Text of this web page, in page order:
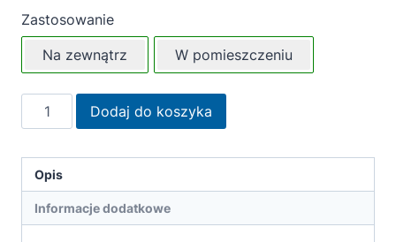
Zastosowanie
Na zewnątrz
W pomieszczeniu
ilość
Remmers
silnie
kryjąca
biała
Dodaj do koszyka
Opis
Informacje dodatkowe